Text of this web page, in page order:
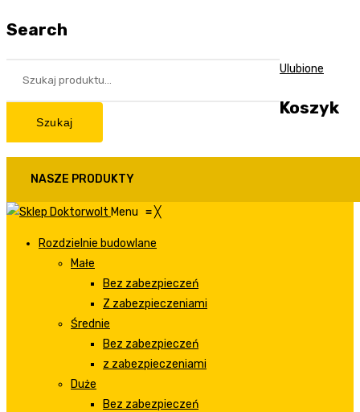
Search
Szukaj
Ulubione
Koszyk
NASZE PRODUKTY
Menu ≡╳
Rozdzielnie budowlane
Małe
Bez zabezpieczeń
Z zabezpieczeniami
Średnie
Bez zabezpieczeń
z zabezpieczeniami
Duże
Bez zabezpieczeń